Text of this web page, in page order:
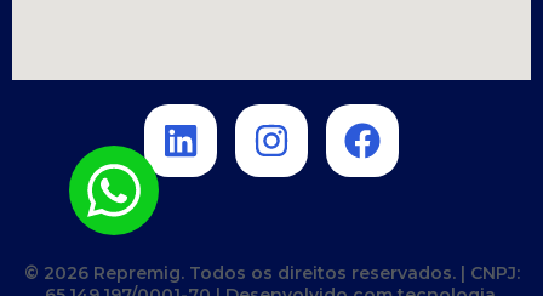
LinkedinInstagramFacebook
© 2026 Repremig. Todos os direitos reservados. | CNPJ: